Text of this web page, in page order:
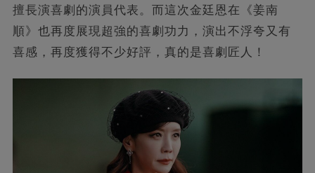
擅長演喜劇的演員代表。而這次金廷恩在《姜南
順》也再度展現超強的喜劇功力，演出不浮夸又有
喜感，再度獲得不少好評，真的是喜劇匠人！